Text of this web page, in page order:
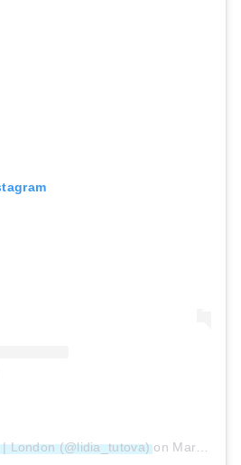
London (@lidia_tutova)on Mar 25, 2019 at 12:38am PDT